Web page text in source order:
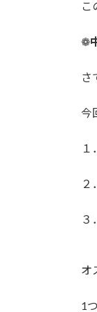
❁
さ
今
１
２
３
オ
1